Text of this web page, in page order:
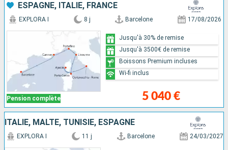
ESPAGNE, ITALIE, FRANCE
Pension complète
EXPLORA I 8 j Barcelone 17/08/2026
5 040 €
Jusqu'à 30% de remise
Jusqu'à 3500€ de remise
Boissons Premium incluses
Wi-fi inclus
ITALIE, MALTE, TUNISIE, ESPAGNE
EXPLORA I 11 j Barcelone 24/03/2027